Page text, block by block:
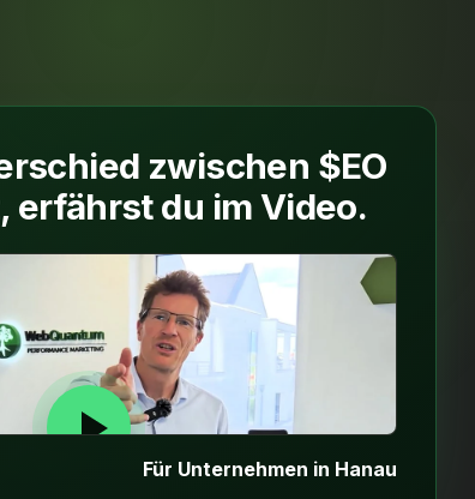
zwischen $EO
erfährst du im Video.
Für Unternehmen in Hanau